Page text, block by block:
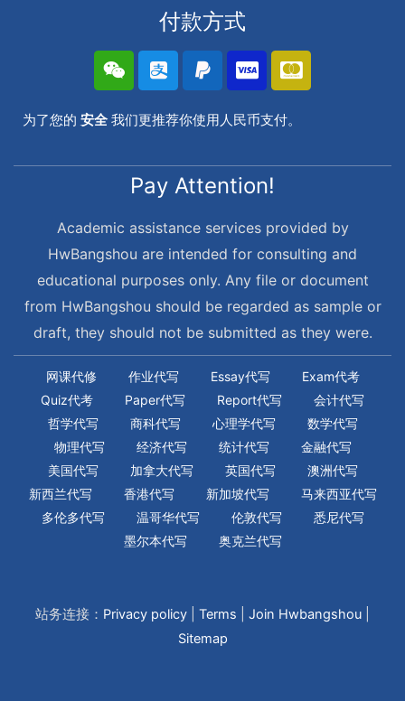
付款方式
为了您的 安全 我们更推荐你使用人民币支付。
Pay Attention!
Academic assistance services provided by
HwBangshou are intended for consulting and
educational purposes only. Any file or document
from HwBangshou should be regarded as sample or
draft, they should not be submitted as they were.
网课代修 作业代写 Essay代写
Exam代考
Quiz代考
Paper代写 Report代写
会计代写
哲学代写
商科代写 心理学代写
数学代写
物理代写
经济代写 统计代写
金融代写
美国代写
加拿大代写 英国代写
澳洲代写
新西兰代写
香港代写 新加坡代写
马来西亚代写
多伦多代写
温哥华代写 伦敦代写
悉尼代写
墨尔本代写
奥克兰代写
站务连接： Privacy policy Terms Join Hwbangshou
Sitemap